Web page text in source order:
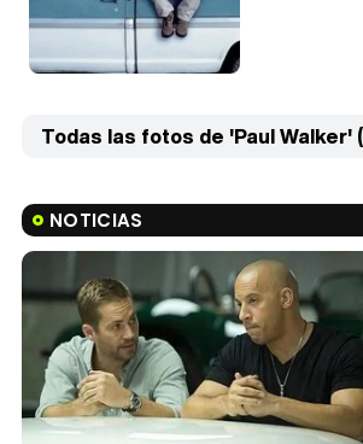
Todas las fotos de 'Paul Walker'
NOTICIAS